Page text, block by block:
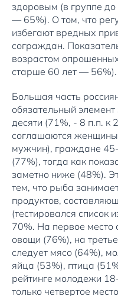
здоровым (в группе
— 65%). О том, что
избегают вредных
сограждан.
возрастом
старше 60 лет — 56%).
Большая часть
обязательный
десяти (71%, - 8 п.п. к
соглашаются
мужчин), граждане
(77%), тогда как
заметно ниже (48%).
тем, что рыба
продуктов,
(тестировался список
70%. На первое место
овощи (76%), на
следует мясо (64%),
яйца (53%), птица
рейтинге молодежи
только четвертое